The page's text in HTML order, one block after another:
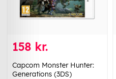
158 kr.
Capcom Monster Hunter:
Generations (3DS)